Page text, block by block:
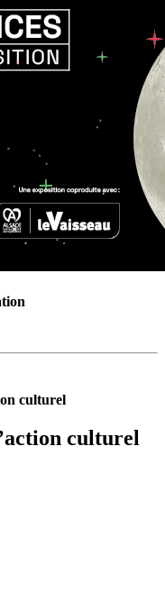
culturel
culturel